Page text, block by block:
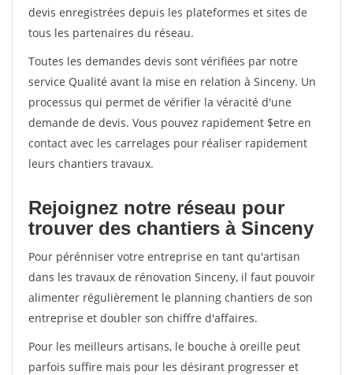
devis enregistrées depuis les plateformes et sites de
tous les partenaires du réseau.
Toutes les demandes devis sont vérifiées par notre
service Qualité avant la mise en relation à Sinceny. Un
processus qui permet de vérifier la véracité d'une
demande de devis. Vous pouvez rapidement $etre en
contact avec les carrelages pour réaliser rapidement
leurs chantiers travaux.
Rejoignez notre réseau pour
trouver des chantiers à Sinceny
Pour pérénniser votre entreprise en tant qu'artisan
dans les travaux de rénovation Sinceny, il faut pouvoir
alimenter régulièrement le planning chantiers de son
entreprise et doubler son chiffre d'affaires.
Pour les meilleurs artisans, le bouche à oreille peut
parfois suffire mais pour les désirant progresser et